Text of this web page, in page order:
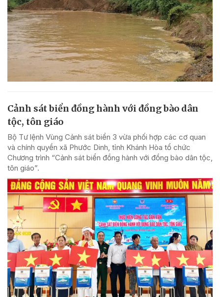
Cảnh sát biển đồng hành với đồng bào dân
tộc, tôn giáo
Bộ Tư lệnh Vùng Cảnh sát biển 3 vừa phối hợp các cơ quan
và chính quyền xã Phước Dinh, tỉnh Khánh Hòa tổ chức
Chương trình “Cảnh sát biển đồng hành với đồng bào dân tộc,
tôn giáo”.